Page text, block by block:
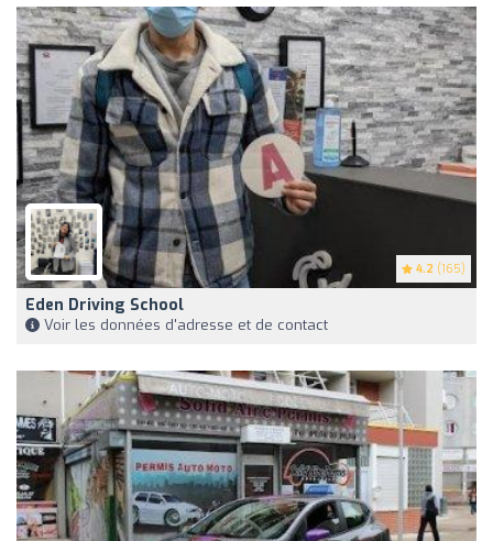
4.2 (165)
Eden Driving School
Voir les données d'adresse et de contact